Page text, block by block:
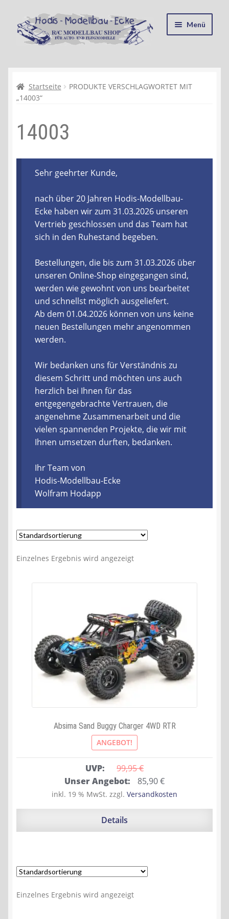
Zur
Navigation
springen
Zum
Inhalt
springen
Menü
Kasse
Recycling, Entsorgung und Umwelt
Shop
Warenkorb
Ablauf einer Bestellung
Zahlungsarten
Lieferzeit & Verfügbarkeit
Gutschein
Batterien- und Akku Verordnung
Elektro- und Elektronikgeräte Verordnung
Öle- und Schmierstoff Verordnung
Vereine & Foren
Kontakt
Startseite
PRODUKTE VERSCHLAGWORTET MIT
„14003“
14003
Sehr geehrter Kunde,
nach über 20 Jahren Hodis-Modellbau-
Ecke haben wir zum 31.03.2026 unseren
Vertrieb geschlossen und das Team hat
sich in den Ruhestand begeben.
Bestellungen, die bis zum 31.03.2026 über
unseren Online-Shop eingegangen sind,
werden wie gewohnt von uns bearbeitet
und schnellst möglich ausgeliefert.
Ab dem 01.04.2026 können von uns keine
neuen Bestellungen mehr angenommen
werden.
Wir bedanken uns für Verständnis zu
diesem Schritt und möchten uns auch
herzlich bei Ihnen für das
entgegengebrachte Vertrauen, die
angenehme Zusammenarbeit und die
vielen spannenden Projekte, die wir mit
Ihnen umsetzen durften, bedanken.
Ihr Team von
Hodis-Modellbau-Ecke
Wolfram Hodapp
Einzelnes Ergebnis wird angezeigt
Absima Sand Buggy Charger 4WD RTR
ANGEBOT!
UVP: 99,95 €
Ursprünglicher
Preis
war:
Unser Angebot: 85,90€Aktueller
Preis
ist:
inkl. 19 % MwSt. zzgl. Versandkosten
Details
Einzelnes Ergebnis wird angezeigt